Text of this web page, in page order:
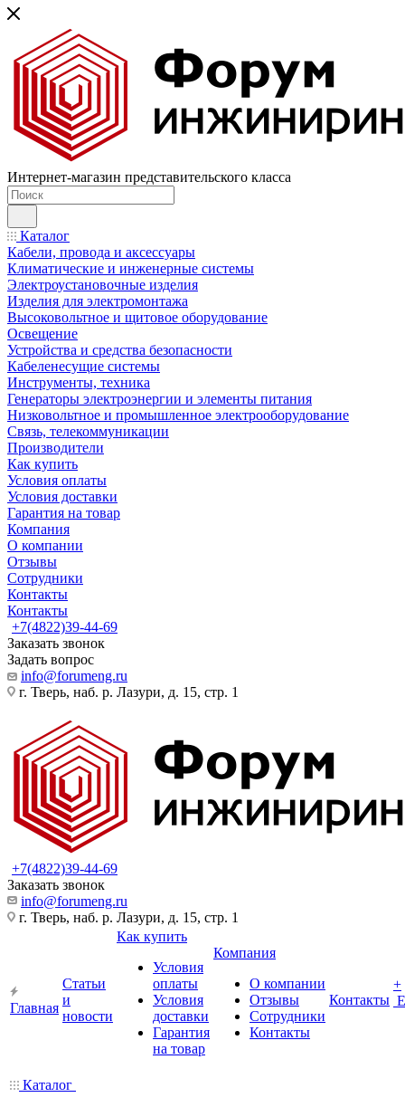
Интернет-магазин представительского класса
Каталог
Кабели, провода и аксессуары
Климатические и инженерные системы
Электроустановочные изделия
Изделия для электромонтажа
Высоковольтное и щитовое оборудование
Освещение
Устройства и средства безопасности
Кабеленесущие системы
Инструменты, техника
Генераторы электроэнергии и элементы питания
Низковольтное и промышленное электрооборудование
Связь, телекоммуникации
Производители
Как купить
Условия оплаты
Условия доставки
Гарантия на товар
Компания
О компании
Отзывы
Сотрудники
Контакты
Контакты
+7(4822)39-44-69
Заказать звонок
Задать вопрос
info@forumeng.ru
г. Тверь, наб. р. Лазури, д. 15, стр. 1
+7(4822)39-44-69
Заказать звонок
info@forumeng.ru
г. Тверь, наб. р. Лазури, д. 15, стр. 1
Главная
Статьи
и
новости
Как купить
Условия
оплаты
Условия
доставки
Гарантия
на товар
Компания
О компании
Отзывы
Сотрудники
Контакты
Контакты
+
Каталог